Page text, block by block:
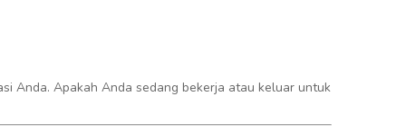
Anda. Apakah Anda sedang bekerja atau keluar untuk